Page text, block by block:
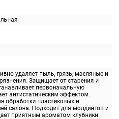
удаляет пыль, грязь, масляные и
Защищает от старения и
первоначальную
антистатическим эффектом.
обработки пластиковых и
салона. Подходит для молдингов и
приятным ароматом клубники.